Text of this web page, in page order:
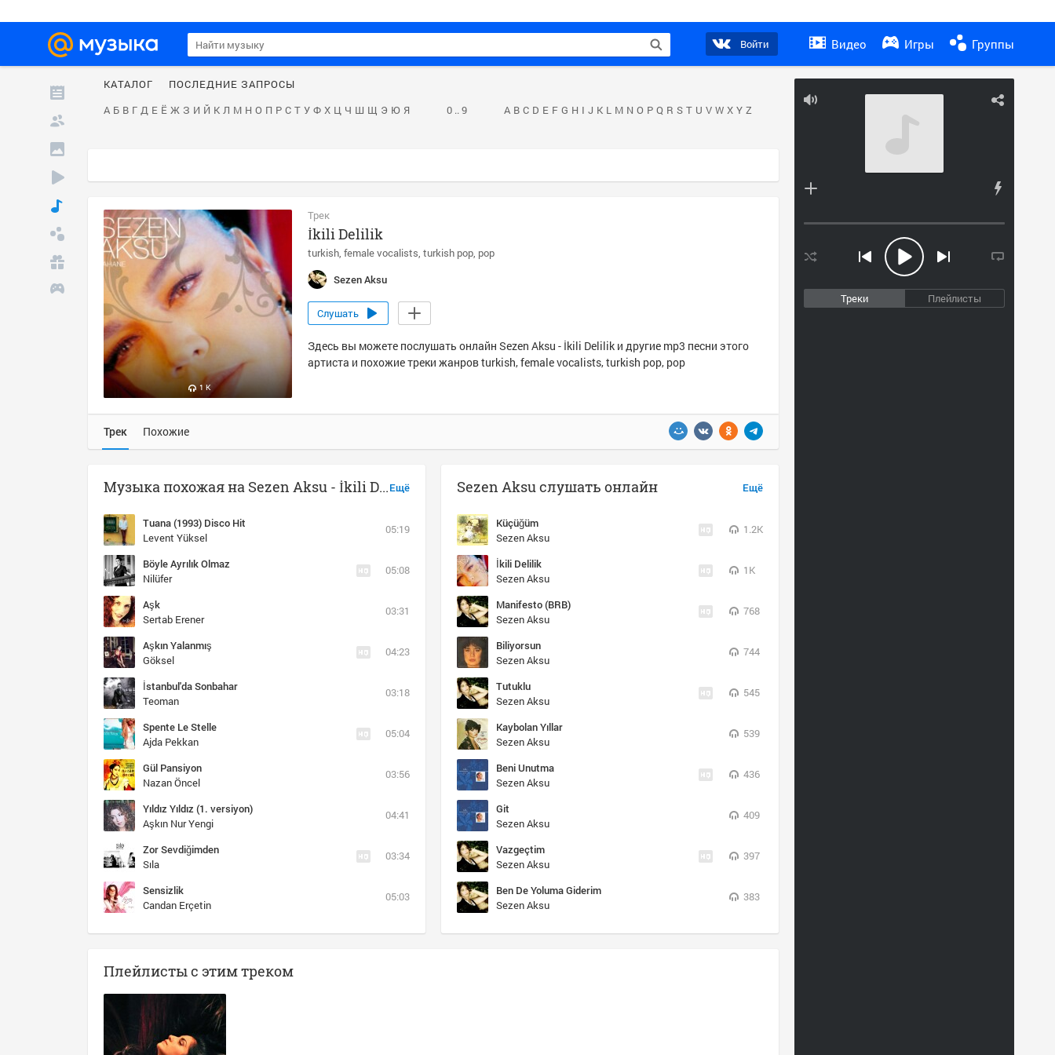
Войти Видео Игры Группы
Треки Плейлисты
КАТАЛОГ
ПОСЛЕДНИЕ ЗАПРОСЫ
А Б В Г Д Е Ё Ж З И Й К Л М Н О П Р С Т У Ф Х Ц Ч Ш Щ Э Ю Я 0 .. 9 A B C D E F G H I J K L M N O P Q R S T U V W X Y Z
1 K
Трек
İkili Delilik
turkish female vocalists turkish pop pop
Sezen Aksu
Слушать
Здесь вы можете послушать онлайн Sezen Aksu - İkili Delilik и другие mp3 песни этого
артиста и похожие треки жанров turkish, female vocalists, turkish pop, pop
Трек Похожие
Ещё
Музыка похожая на Sezen Aksu - İkili Delilik
Tuana (1993) Disco Hit
Levent Yüksel
05:19
Böyle Ayrılık Olmaz
Nilüfer
05:08
Aşk
Sertab Erener
03:31
Aşkın Yalanmış
Göksel
04:23
İstanbul'da Sonbahar
Teoman
03:18
Spente Le Stelle
Ajda Pekkan
05:04
Gül Pansiyon
Nazan Öncel
03:56
Yıldız Yıldız (1. versiyon)
Aşkın Nur Yengi
04:41
Zor Sevdiğimden
Sıla
03:34
Sensizlik
Candan Erçetin
05:03
Ещё
Sezen Aksu слушать онлайн
Küçüğüm
Sezen Aksu
1.2K
İkili Delilik
Sezen Aksu
1K
Manifesto (BRB)
Sezen Aksu
768
Biliyorsun
Sezen Aksu
744
Tutuklu
Sezen Aksu
545
Kaybolan Yıllar
Sezen Aksu
539
Beni Unutma
Sezen Aksu
436
Git
Sezen Aksu
409
Vazgeçtim
Sezen Aksu
397
Ben De Yoluma Giderim
Sezen Aksu
383
Плейлисты с этим треком